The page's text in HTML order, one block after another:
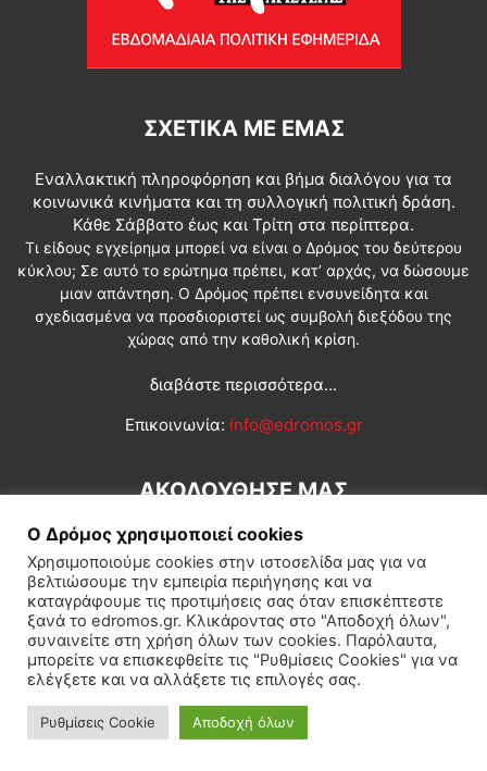
ΣΧΕΤΙΚΆ ΜΕ ΕΜΆΣ
Εναλλακτική πληροφόρηση και βήμα διαλόγου για τα
κοινωνικά κινήματα και τη συλλογική πολιτική δράση.
Κάθε Σάββατο έως και Τρίτη στα περίπτερα.
Τι είδους εγχείρημα μπορεί να είναι ο Δρόμος του δεύτερου
κύκλου; Σε αυτό το ερώτημα πρέπει, κατ’ αρχάς, να δώσουμε
μιαν απάντηση. Ο Δρόμος πρέπει ενσυνείδητα και
σχεδιασμένα να προσδιοριστεί ως συμβολή διεξόδου της
χώρας από την καθολική κρίση.
διαβάστε περισσότερα...
Επικοινωνία: info@edromos.gr
ΑΚΟΛΟΥΘΗΣΕ ΜΑΣ
Εγγραφή συνδρομητή Πολιτική Διεθνή Κοινωνία
Πολιτισμός Αφιερώματα
© Δρόμος της Αριστεράς
Ο Δρόμος χρησιμοποιεί cookies
Χρησιμοποιούμε cookies στην ιστοσελίδα μας για να
βελτιώσουμε την εμπειρία περιήγησης και να
καταγράφουμε τις προτιμήσεις σας όταν επισκέπτεστε
ξανά το edromos.gr. Κλικάροντας στο "Αποδοχή όλων",
συναινείτε στη χρήση όλων των cookies. Παρόλαυτα,
μπορείτε να επισκεφθείτε τις "Ρυθμίσεις Cookies" για να
ελέγξετε και να αλλάξετε τις επιλογές σας.
Ρυθμίσεις Cookie Αποδοχή όλων